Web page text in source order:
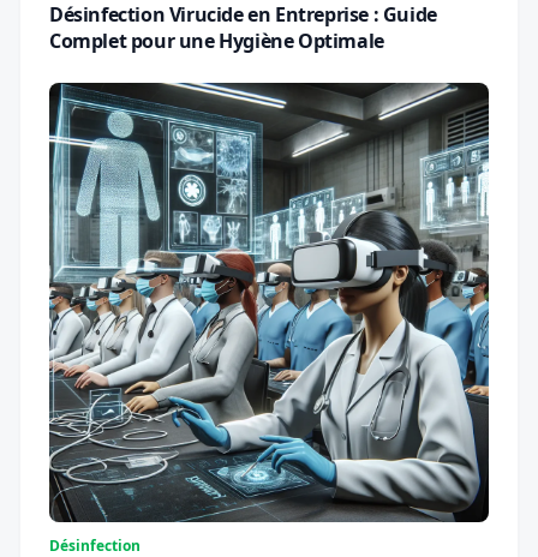
Désinfection Virucide en Entreprise : Guide
Complet pour une Hygiène Optimale
Désinfection